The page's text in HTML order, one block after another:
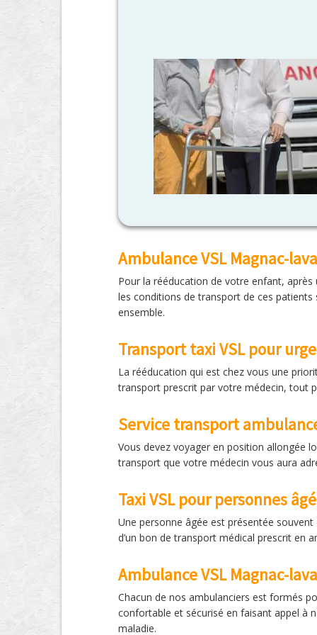
Ambulance VSL Magnac-
Pour la rééducation de votre enfant,
les conditions de transport de ces patients
ensemble.
Transport taxi VSL pour
La rééducation qui est chez vous une
transport prescrit par votre médecin, tout
Service transport
Vous devez voyager en position allongée
transport que votre médecin vous aura
Taxi VSL pour personnes
Une personne âgée est présentée
d’un bon de transport médical prescrit en
Ambulance VSL Magnac-
Chacun de nos ambulanciers est formés
confortable et sécurisé en faisant appel à
maladie.